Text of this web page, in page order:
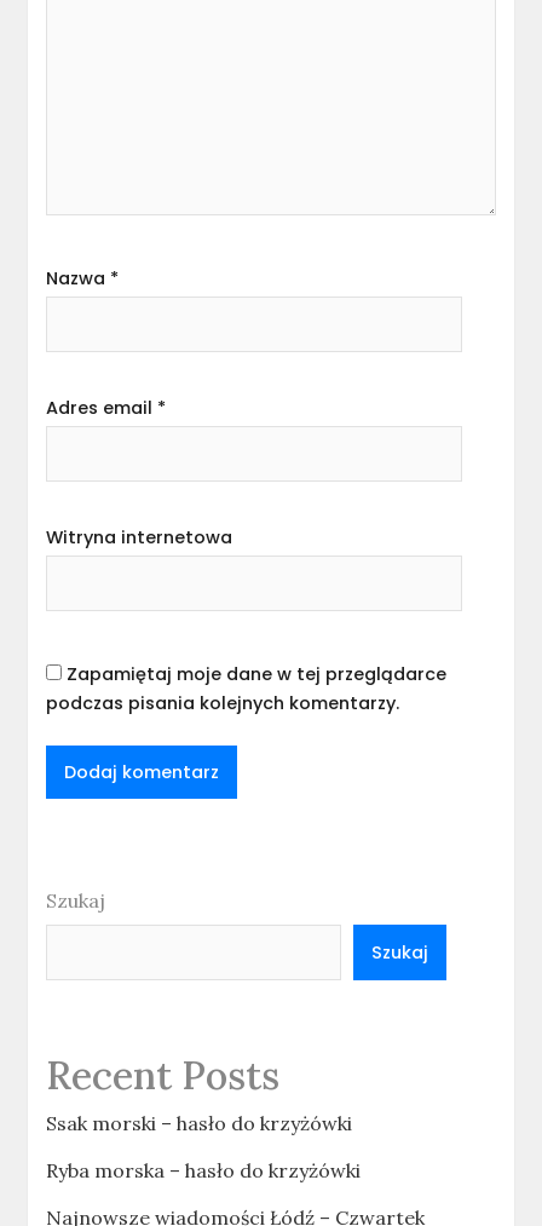
Nazwa *
Adres email *
Witryna internetowa
Zapamiętaj moje dane w tej przeglądarce
podczas pisania kolejnych komentarzy.
Szukaj
Szukaj
Recent Posts
Ssak morski – hasło do krzyżówki
Ryba morska – hasło do krzyżówki
Najnowsze wiadomości Łódź – Czwartek